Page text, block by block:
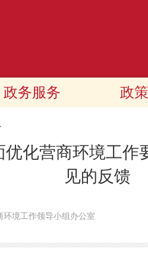
政务服务 政
优化营商环境工
见的反馈
环境工作领导小组办公室